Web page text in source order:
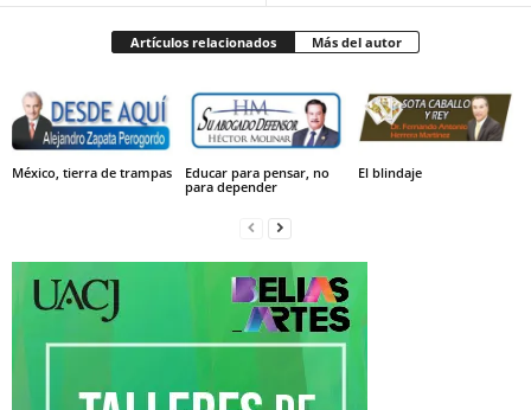
Artículos relacionados Más del autor
México, tierra de trampas
Educar para pensar, no
para depender
El blindaje